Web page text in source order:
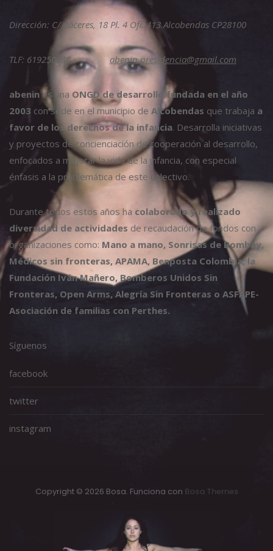
Dirección: C/ Cáceres, 18 Pl. 4 Ofi. 413 Alcobendas CP28100
TLF: 619250138 abenin.presidencia@gmail.com
abenines una ONGD de desarrollo fundada en el año
2003 con sede en el municipio de Alcobendas que trabaja a
favor de los derechos de la infancia. Desarrolla iniciativas
y proyectos de concienciación de cooperación al desarrollo,
enfocados a mejorar la vida de la infancia, con especial
énfasis a la problemática de este colectivo.
Durante todos estos años ha colaborado y realizado
diversidad de actividades de recaudación de fondos con
organizaciones como: Mano a mano, Sonrisas de Bombay,
Médicos sin fronteras, APAMA, Benposta Colombia, la
Fundación Iván Mañero, Bomberos Unidos Sin
Fronteras, Open Arms, Alegría Sin Fronteras o ASFAPE-
Asociación de familias con Perthes.
Síguenos
facebook
twitter
instagram
Copyright © 2026 Bosa. Funciona con Bosa Themes